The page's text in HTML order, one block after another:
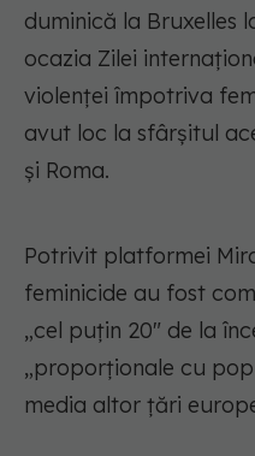
duminică la Bruxelles
ocazia Zilei
violenței împotriva
avut loc la sfârșitul
și Roma.
Potrivit platformei
feminicide au fost
„cel puțin 20" de la
„proporționale cu
media altor țări